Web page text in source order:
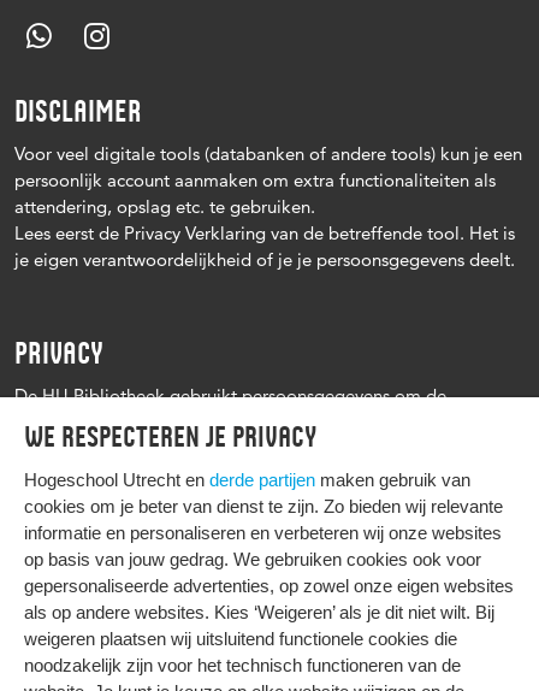
We respecteren je privacy
Hogeschool Utrecht en derde partijen maken gebruik van
cookies om je beter van dienst te zijn. Zo bieden wij relevante
informatie en personaliseren en verbeteren wij onze websites
op basis van jouw gedrag. We gebruiken cookies ook voor
gepersonaliseerde advertenties, op zowel onze eigen websites
als op andere websites. Kies ‘Weigeren’ als je dit niet wilt. Bij
weigeren plaatsen wij uitsluitend functionele cookies die
noodzakelijk zijn voor het technisch functioneren van de
DISCLAIMER
Voor veel digitale tools (databanken of andere tools) kun je een
persoonlijk account aanmaken om extra functionaliteiten als
attendering, opslag etc. te gebruiken.
Lees eerst de Privacy Verklaring van de betreffende tool. Het is
je eigen verantwoordelijkheid of je je persoonsgegevens deelt.
PRIVACY
De HU Bibliotheek gebruikt persoonsgegevens om de
leenprocedure te kunnen uitvoeren, onder andere voor het
versturen van herinneringen en informatie over reserveringen.
Zie verder het Privacy statement Hogeschool Utrecht
HIER KOMT ALLES SAMEN
Privacy